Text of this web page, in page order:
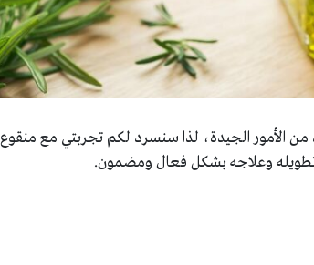
الأمور الجيدة، لذا سنسرد لكم تجربتي مع منقوع